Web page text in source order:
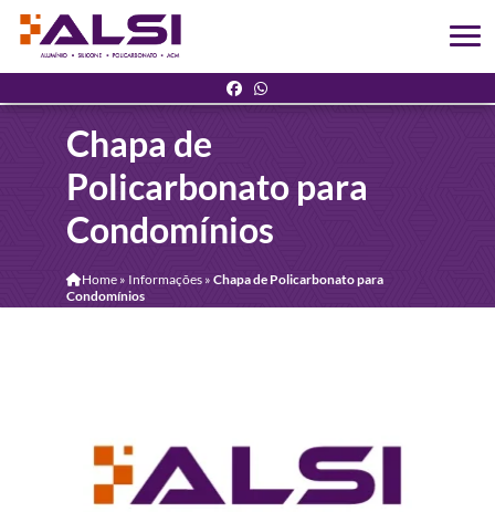
Chapa de
Policarbonato para
Condomínios
Home» Informações » Chapa de Policarbonato para
Condomínios